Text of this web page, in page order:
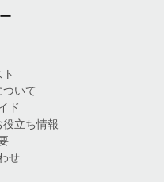
いて
ド
立ち情報
せ